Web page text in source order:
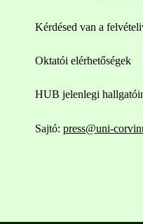
Kérdésed van a
Oktatói elérhetőségek
HUB jelenlegi
Sajtó: press@uni-